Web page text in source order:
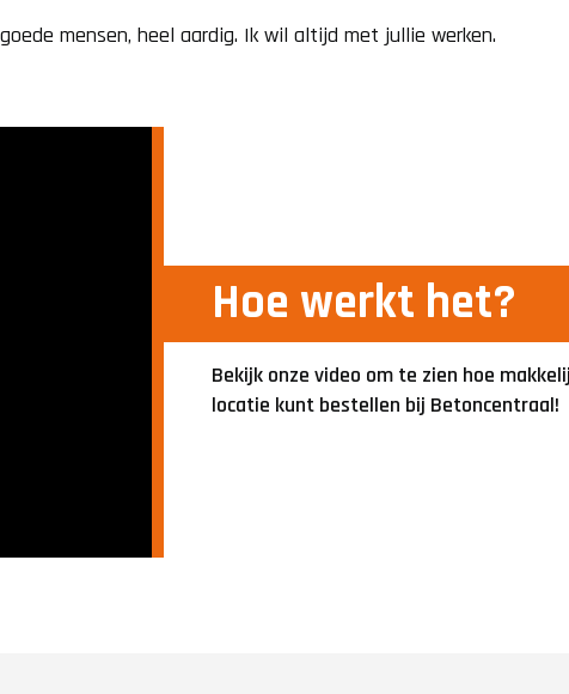
Woning
Zwembad
mensen, heel aardig. Ik wil altijd met jullie werken.
Hoe werkt het?
Bekijk onze video om te zien hoe
locatie kunt bestellen bij Betoncentraal!